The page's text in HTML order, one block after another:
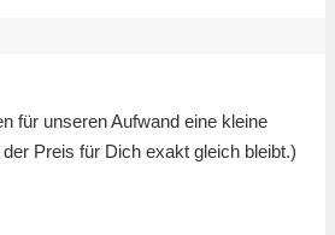
für unseren Aufwand eine kleine
Preis für Dich exakt gleich bleibt.)